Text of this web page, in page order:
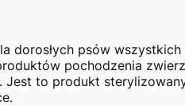
dorosłych psów
pochodzenia
Jest to produkt